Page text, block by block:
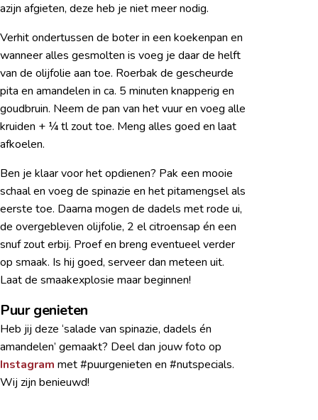
azijn afgieten, deze heb je niet meer nodig.
Verhit ondertussen de boter in een koekenpan en
wanneer alles gesmolten is voeg je daar de helft
van de olijfolie aan toe. Roerbak de gescheurde
pita en amandelen in ca. 5 minuten knapperig en
goudbruin. Neem de pan van het vuur en voeg alle
kruiden + ¼ tl zout toe. Meng alles goed en laat
afkoelen.
Ben je klaar voor het opdienen? Pak een mooie
schaal en voeg de spinazie en het pitamengsel als
eerste toe. Daarna mogen de dadels met rode ui,
de overgebleven olijfolie, 2 el citroensap én een
snuf zout erbij. Proef en breng eventueel verder
op smaak. Is hij goed, serveer dan meteen uit.
Laat de smaakexplosie maar beginnen!
Puur genieten
Heb jij deze ‘salade van spinazie, dadels én
amandelen’ gemaakt? Deel dan jouw foto op
Instagram met #puurgenieten en #nutspecials.
Wij zijn benieuwd!